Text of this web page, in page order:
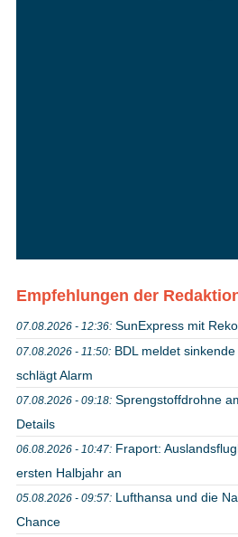
Empfehlungen der
07.08.2026 - 12:36: SunExpress mit
07.08.2026 - 11:50: BDL meldet
schlägt Alarm
07.08.2026 - 09:18: Sprengstoffdrohne
Details
06.08.2026 - 10:47: Fraport:
ersten Halbjahr an
05.08.2026 - 09:57: Lufthansa und die
Chance